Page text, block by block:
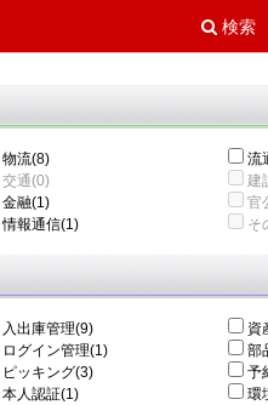
物流(8)
流
交通(0)
建
金融(1)
官
情報通信(1) そ
入出庫管理(9)
資
ログイン管理(1)
部
ピッキング(3)
予
本人認証(1)
環